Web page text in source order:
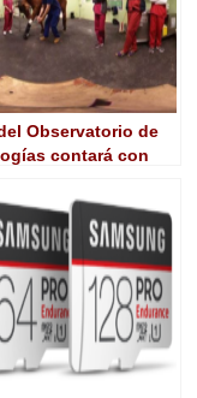
Observatorio de
contará con